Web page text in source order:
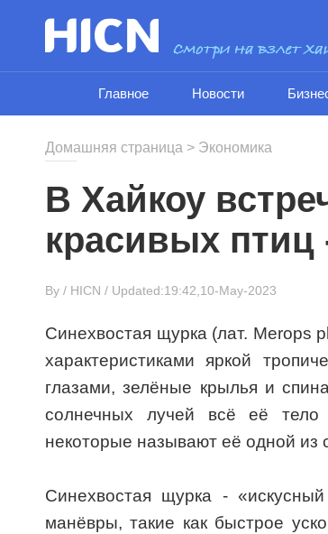
Главное Новости
Домашняя страница > Экономика
В Хайкоу
красивых птиц
By / HICN / Updated:19:42,10-May-2023
Синехвостая щурка (лат. Merops
характеристиками яркой
глазами, зелёные крылья и
солнечных лучей всё её тело
некоторые называют её одной из
Синехвостая щурка -
манёвры, такие как быстрое